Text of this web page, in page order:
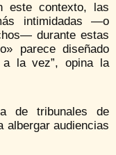
este contexto, las
intimidadas —o
durante estas
parece diseñado
la vez”, opina la
de tribunales de
albergar audiencias